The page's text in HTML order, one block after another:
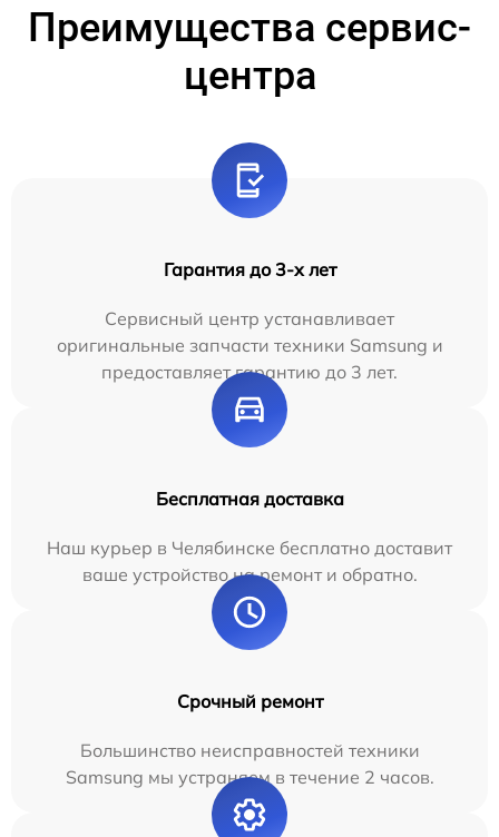
Преимущества сервис-
центра
Гарантия до 3-х лет
Сервисный центр устанавливает
оригинальные запчасти техники Samsung и
предоставляет гарантию до 3 лет.
Бесплатная доставка
Наш курьер в Челябинске бесплатно доставит
ваше устройство на ремонт и обратно.
Срочный ремонт
Большинство неисправностей техники
Samsung мы устраняем в течение 2 часов.